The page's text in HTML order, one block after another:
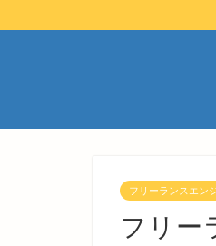
フリーランスエン
フリー